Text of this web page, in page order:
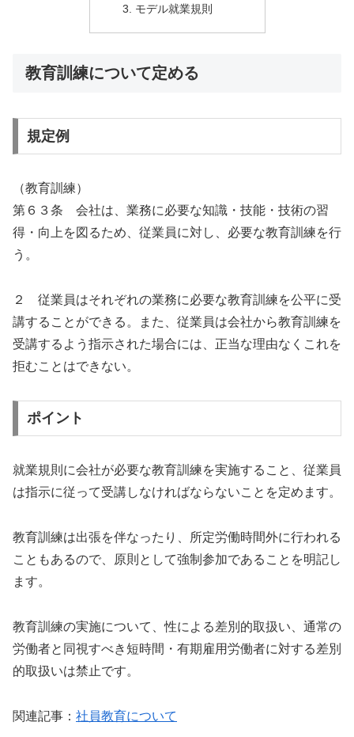
モデル就業規則
教育訓練について定める
規定例
（教育訓練）
第６３条 会社は、業務に必要な知識・技能・技術の習
得・向上を図るため、従業員に対し、必要な教育訓練を行
う。
２ 従業員はそれぞれの業務に必要な教育訓練を公平に受
講することができる。また、従業員は会社から教育訓練を
受講するよう指示された場合には、正当な理由なくこれを
拒むことはできない。
ポイント
就業規則に会社が必要な教育訓練を実施すること、従業員
は指示に従って受講しなければならないことを定めます。
教育訓練は出張を伴なったり、所定労働時間外に行われる
こともあるので、原則として強制参加であることを明記し
ます。
教育訓練の実施について、性による差別的取扱い、通常の
労働者と同視すべき短時間・有期雇用労働者に対する差別
的取扱いは禁止です。
関連記事： 社員教育について